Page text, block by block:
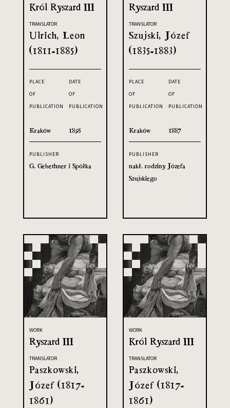
Król Ryszard III
TRANSLATOR
Ulrich, Leon
(1811-1885)
PLACE
OF
PUBLICATION
Kraków
DATE
OF
PUBLICATION
1895
PUBLISHER
G. Gebethner i Spółka
Ryszard III
TRANSLATOR
Szujski, Józef
(1835-1883)
PLACE
OF
PUBLICATION
Kraków
DATE
OF
PUBLICATION
1887
PUBLISHER
nakł. rodziny Józefa
Szujskiego
WORK
Ryszard III
TRANSLATOR
Paszkowski,
Józef (1817-
1861)
WORK
Król Ryszard III
TRANSLATOR
Paszkowski,
Józef (1817-
1861)